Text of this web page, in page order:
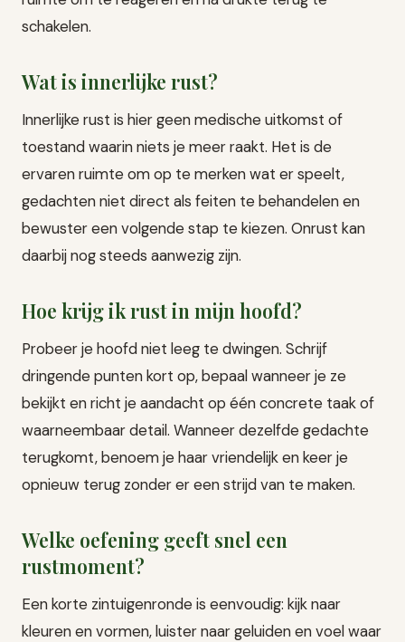
schakelen.
Wat is innerlijke rust?
Innerlijke rust is hier geen medische uitkomst of
toestand waarin niets je meer raakt. Het is de
ervaren ruimte om op te merken wat er speelt,
gedachten niet direct als feiten te behandelen en
bewuster een volgende stap te kiezen. Onrust kan
daarbij nog steeds aanwezig zijn.
Hoe krijg ik rust in mijn hoofd?
Probeer je hoofd niet leeg te dwingen. Schrijf
dringende punten kort op, bepaal wanneer je ze
bekijkt en richt je aandacht op één concrete taak of
waarneembaar detail. Wanneer dezelfde gedachte
terugkomt, benoem je haar vriendelijk en keer je
opnieuw terug zonder er een strijd van te maken.
Welke oefening geeft snel een
rustmoment?
Een korte zintuigenronde is eenvoudig: kijk naar
kleuren en vormen, luister naar geluiden en voel waar